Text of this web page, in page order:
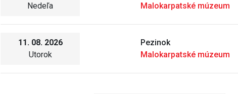
Nedeľa
Malokarpatské múzeum
11. 08. 2026
Utorok
Pezinok
Malokarpatské múzeum